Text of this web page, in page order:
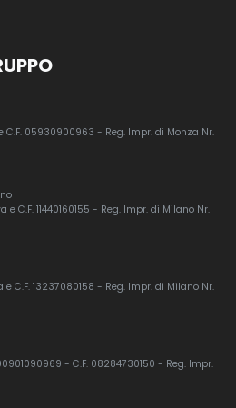
C.F. 05930900963 - Reg. Impr. di Monza Nr.
C.F. 11440160155 - Reg. Impr. di Milano Nr.
e C.F. 13237080158 - Reg. Impr. di Milano Nr.
- C.F. 08284730150 - Reg. Impr.